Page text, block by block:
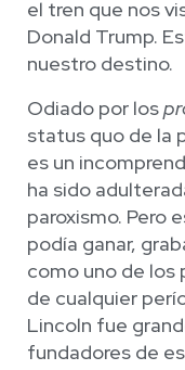
el tren que nos
Donald Trump.
nuestro destino.
Odiado por los
status quo de la
es un
ha sido
paroxismo. Pero
podía ganar,
como uno de
de cualquier
Lincoln fue
fundadores de